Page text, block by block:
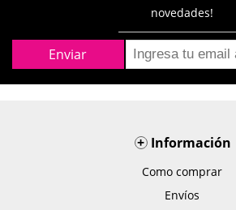
novedades!
+Información
Como comprar
Envíos